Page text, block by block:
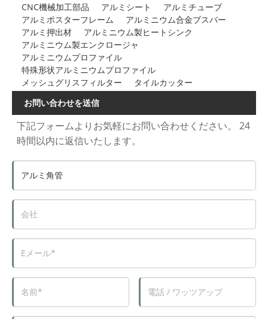
CNC機械加工部品
アルミシート
アルミチューブ
アルミポスターフレーム
アルミニウム合金ブスバー
アルミ押出材
アルミニウム製ヒートシンク
アルミニウム製エンクロージャ
アルミニウムプロファイル
特殊形状アルミニウムプロファイル
メッシュグリスフィルター
タイルカッター
お問い合わせを送信
下記フォームよりお気軽にお問い合わせください。 24
時間以内に返信いたします。